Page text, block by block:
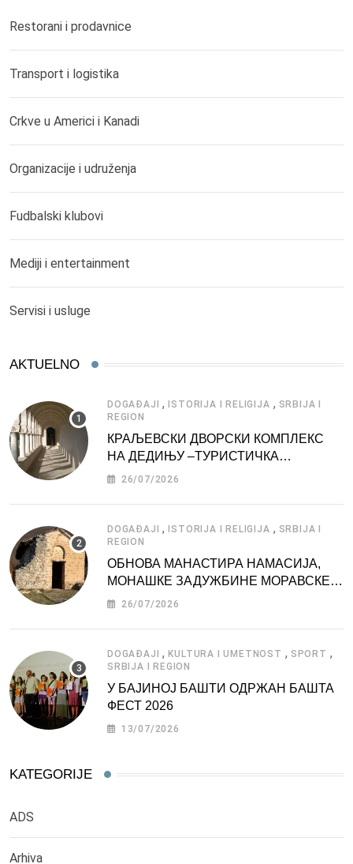
Restorani i prodavnice
Transport i logistika
Crkve u Americi i Kanadi
Organizacije i udruženja
Fudbalski klubovi
Mediji i entertainment
Servisi i usluge
AKTUELNO
DOGAĐAJI , ISTORIJA I RELIGIJA , SRBIJA I
REGION
КРАЉЕВСКИ ДВОРСКИ КОМПЛЕКС
НА ДЕДИЊУ –ТУРИСТИЧКА
АТРАКЦИЈА
26/07/2026
DOGAĐAJI , ISTORIJA I RELIGIJA , SRBIJA I
REGION
ОБНОВА МАНАСТИРА НАМАСИЈА,
МОНАШКЕ ЗАДУЖБИНЕ МОРАВСКЕ
СРБИЈЕ
26/07/2026
DOGAĐAJI ,KULTURA I UMETNOST , SPORT ,
SRBIJA I REGION
У БАЈИНОЈ БАШТИ ОДРЖАН БАШТА
ФЕСТ 2026
13/07/2026
KATEGORIJE
ADS
Arhiva